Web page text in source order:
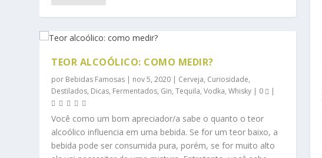
TEOR ALCOÓLICO: COMO MEDIR?
por Bebidas Famosas | nov 5, 2020 | Cerveja, Curiosidade,
Destilados, Dicas, Fermentados, Gin,Tequila,Vodka,Whisky | 0 |
Você como um bom apreciador/a sabe o quanto o teor
alcoólico influencia em uma bebida. Se for um teor baixo, a
bebida pode ser consumida pura, porém, se for muito alto